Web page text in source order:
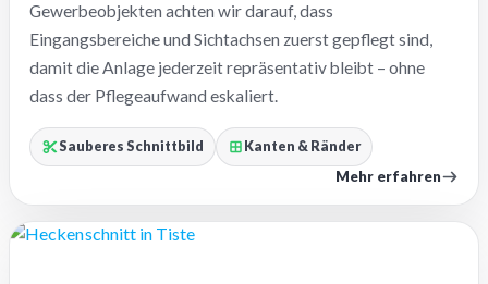
Gewerbeobjekten achten wir darauf, dass
Eingangsbereiche und Sichtachsen zuerst gepflegt sind,
damit die Anlage jederzeit repräsentativ bleibt – ohne
dass der Pflegeaufwand eskaliert.
Sauberes Schnittbild Kanten & Ränder
Mehr erfahren